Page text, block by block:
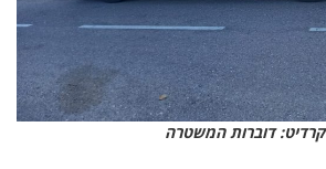
קרדיט: דוברות המשטרה